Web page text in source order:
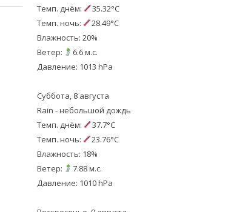
Темп. днём:
35.32°C
Темп. ночь:
28.49°C
Влажность: 20%
Ветер:
6.6 м.с.
Давление: 1013 hPa
Суббота, 8 августа
Rain - небольшой дождь
Темп. днём:
37.7°C
Темп. ночь:
23.76°C
Влажность: 18%
Ветер:
7.88 м.с.
Давление: 1010 hPa